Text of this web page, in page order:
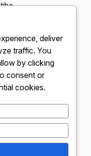
bisnis
sangat
pun. Igun,
ringan di
betapa
Tips &
deliver
traffic. You
by clicking
consent or
cookies.